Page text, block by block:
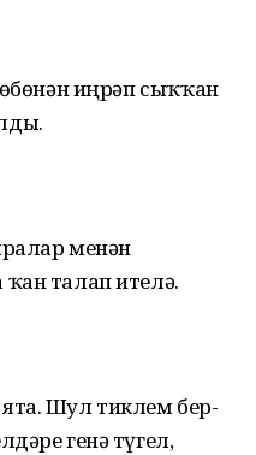
иңрәп сыҡҡан
менән
талап ителә.
Шул тиклем бер-
генә түгел,